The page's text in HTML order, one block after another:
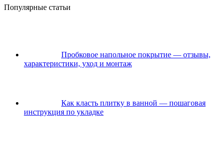
Популярные статьи
Пробковое напольное покрытие — отзывы,
характеристики, уход и монтаж
Как класть плитку в ванной — пошаговая
инструкция по укладке